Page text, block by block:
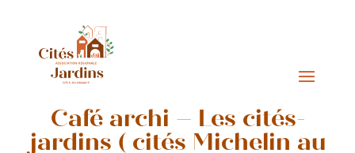
Café archi – Les cités-
jardins ( cités Michelin au